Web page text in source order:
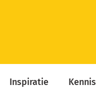
Inspiratie Kennis